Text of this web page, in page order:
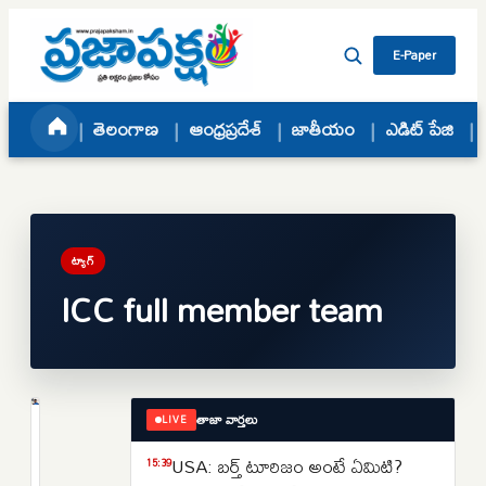
Skip to content
E-Paper
తెలంగాణ ఆంధ్రప్రదేశ్ జాతీయం ఎడిట్ పేజి
ట్యాగ్
ICC full member team
LIVE తాజా వార్తలు
15:39USA: బర్త్ టూరిజం అంటే ఏమిటి?